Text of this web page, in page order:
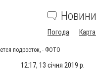
Новини
Погода
подросток, - ФОТО
12:17, 13 січня 2019 р.